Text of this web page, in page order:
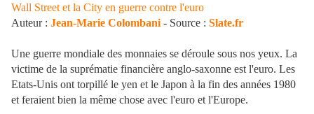
Wall Street et la City en guerre contre l'euro
Auteur : Jean-Marie Colombani - Source : Slate.fr
Une guerre mondiale des monnaies se déroule sous nos yeux. La
victime de la suprématie financière anglo-saxonne est l'euro. Les
Etats-Unis ont torpillé le yen et le Japon à la fin des années 1980
et feraient bien la même chose avec l'euro et l'Europe.